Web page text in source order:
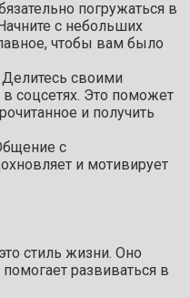
погружаться в
с небольших
чтобы вам было
Делитесь своими
соцсетях. Это поможет
и получить
с
и мотивирует
стиль жизни. Оно
развиваться в